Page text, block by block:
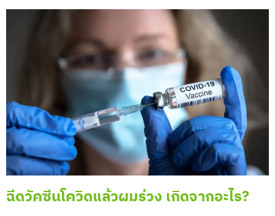
ฉีดวัคซีนโควิดแล้วผมร่วง เกิดจากอะไร?